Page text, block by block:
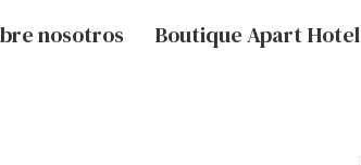
nosotros Boutique Apart Hotel